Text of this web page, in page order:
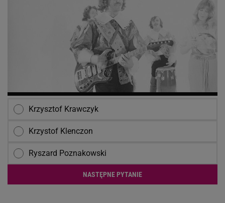
Krzysztof Krawczyk
Krzystof Klenczon
Ryszard Poznakowski
NASTĘPNE PYTANIE